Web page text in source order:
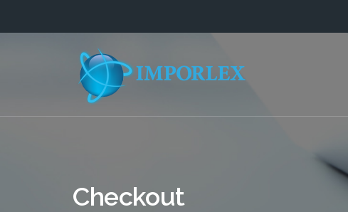
Checkout